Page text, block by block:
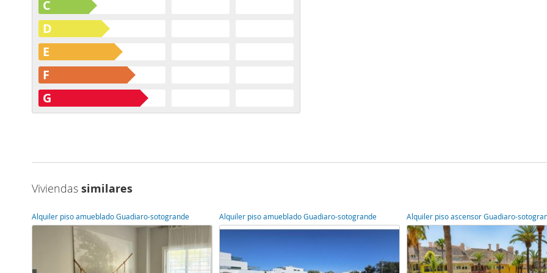
C
D
E
F
G
Viviendas similares
Alquiler piso amueblado Guadiaro-sotogrande Alquiler piso amueblado Guadiaro-sotogrande Alquiler piso ascensor Guadiaro-